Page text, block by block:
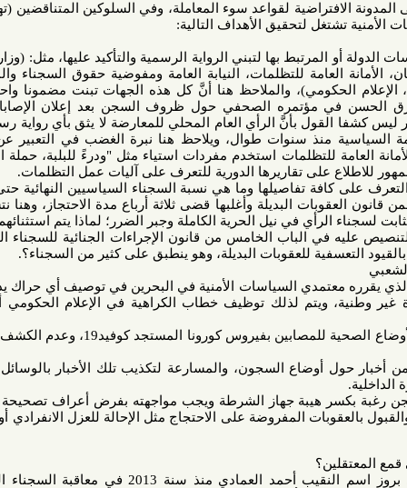
لقواعد سوء المعاملة، وفي السلوكين المتناقضين (تهدئة الرأي
لتحقيق الأهداف التالية:
بها لتبني الرواية الرسمية والتأكيد عليها، مثل: (وزارة الصحة،
للتظلمات، النيابة العامة ومفوضية حقوق السجناء والمحتجزين،
والملاحظ هنا أنَّ كل هذه الجهات تبنت مضمونا واحدا وهو ما
مؤتمره الصحفي حول ظروف السجن بعد إعلان الإصابات الأولى
بأنَّ الرأي العام المحلي للمعارضة لا يثق بأي رواية رسمية تصدر
منذ سنوات طوال، ويلاحظ هنا نبرة الغضب في التعبير عن الموقف
للتظلمات استخدم مفردات استياء مثل "ودرءً للبلبة، حملة المعلومات
على تقاريرها الدورية للتعرف على آليات عمل التظلمات.
تفاصيلها وما هي نسبة السجناء السياسيين النهائية حتى اللحظة،
البديلة وأغلبها قضى ثلاثة أرباع مدة الاحتجاز، وهنا نتسائل: في
في نيل الحرية الكاملة وجبر الضرر؛ لماذا يتم استثنائهم من تنفيذ
الباب الخامس من قانون الإجراءات الجنائية للسجناء الذين قضوا
للعقوبات البديلة، وهو ينطبق على كثير من السجناء؟.
معتمدي السياسات الأمنية في البحرين في توصيف أي حراك يدعو لحرية
ويتم لذلك توظيف خطاب الكراهية في الإعلام الحكومي أو منصات
4. التعتيم المتعمد حول حقيقة الأوضاع الصحية للمصابين بفيروس كورونا المستجد كوفيد19، وعدم الكشف عن العدد
أوضاع السجون، والمسارعة لتكذيب تلك الأخبار بالوسائل المعتادة،
هيبة جهاز الشرطة ويجب مواجهته بفرض أعراف تصحيحة عبر إلزام
المفروضة على الاحتجاج مثل الإحالة للعزل الانفرادي أو المنع من
تظهر العودة للأرشيف الحقوقي بروز اسم النقيب أحمد العمادي منذ سنة 2013 في معاقبة السجناء السياسيين